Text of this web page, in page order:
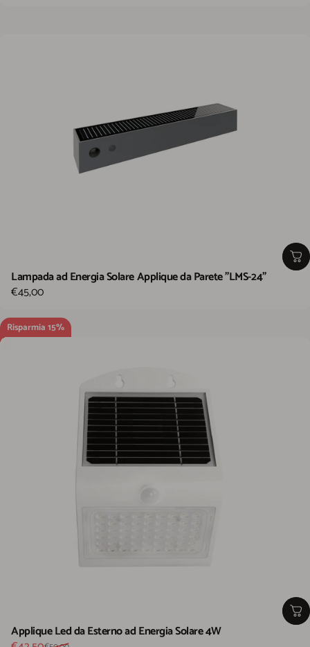
Lampada ad Energia Solare Applique da Parete "LMS-24"
€45,00
Risparmia 15%
Applique Led da Esterno ad Energia Solare 4W